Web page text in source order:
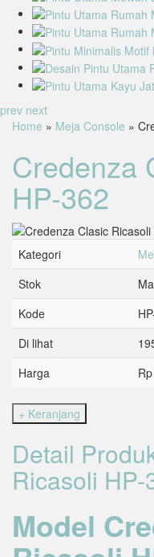
prev next
Home » Meja Console »
Credenza
HP-362
Kategori
Stok
Kode
Di lihat
Harga
Detail
Ricasoli HP-
Model